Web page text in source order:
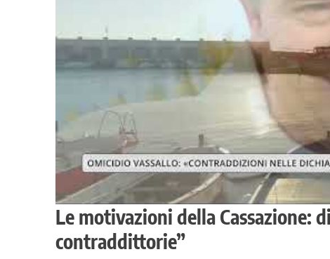
Le motivazioni della Cassazione:
contraddittorie”